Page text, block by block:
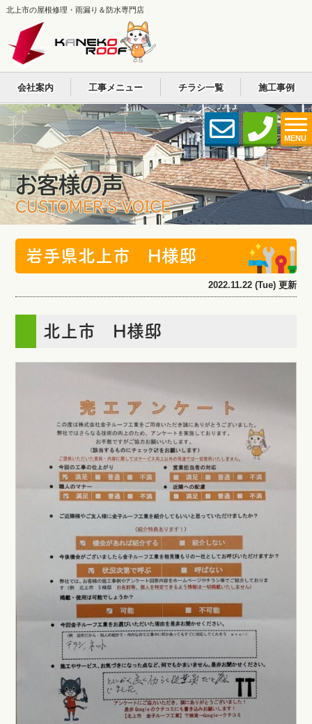
北上市の屋根修理・雨漏り＆防水専門店
MENU
会社案内 工事メニュー チラシ一覧 施工事例
お客様の声
CUSTOMER'S VOICE
岩手県北上市 H様邸
2022.11.22 (Tue) 更新
北上市 H様邸